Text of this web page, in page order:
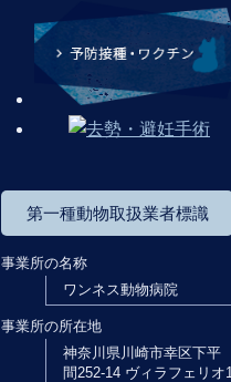
第一種動物取扱業者標識
事業所の名称
ワンネス動物病院
事業所の所在地
神奈川県川崎市幸区下平
間252-14 ヴィラフェリオ1